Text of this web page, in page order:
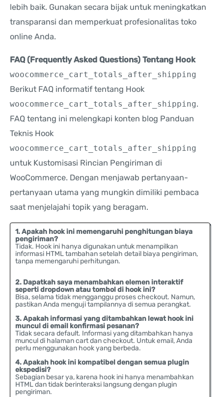
lebih baik. Gunakan secara bijak untuk meningkatkan
transparansi dan memperkuat profesionalitas toko
online Anda.
FAQ (Frequently Asked Questions) Tentang Hook
woocommerce_cart_totals_after_shipping
Berikut FAQ informatif tentang Hook
woocommerce_cart_totals_after_shipping.
FAQ tentang ini melengkapi konten blog Panduan
Teknis Hook
woocommerce_cart_totals_after_shipping
untuk Kustomisasi Rincian Pengiriman di
WooCommerce. Dengan menjawab pertanyaan-
pertanyaan utama yang mungkin dimiliki pembaca
saat menjelajahi topik yang beragam.
1. Apakah hook ini memengaruhi penghitungan biaya
pengiriman?
Tidak. Hook ini hanya digunakan untuk menampilkan
informasi HTML tambahan setelah detail biaya pengiriman,
tanpa memengaruhi perhitungan.
2. Dapatkah saya menambahkan elemen interaktif
seperti dropdown atau tombol di hook ini?
Bisa, selama tidak mengganggu proses checkout. Namun,
pastikan Anda menguji tampilannya di semua perangkat.
3. Apakah informasi yang ditambahkan lewat hook ini
muncul di email konfirmasi pesanan?
Tidak secara default. Informasi yang ditambahkan hanya
muncul di halaman cart dan checkout. Untuk email, Anda
perlu menggunakan hook yang berbeda.
4. Apakah hook ini kompatibel dengan semua plugin
ekspedisi?
Sebagian besar ya, karena hook ini hanya menambahkan
HTML dan tidak berinteraksi langsung dengan plugin
pengiriman.